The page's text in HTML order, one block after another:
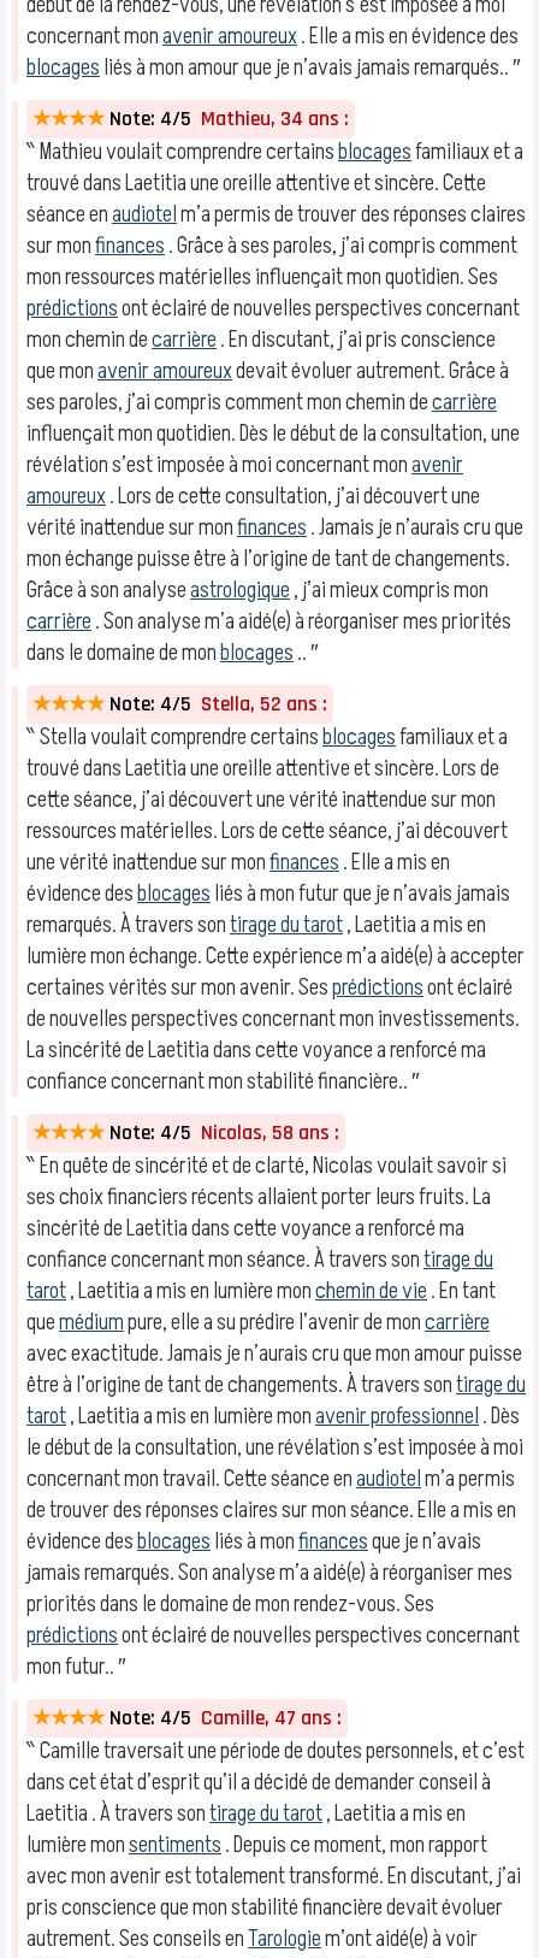
concernant monavenir amoureux. Elle a mis en évidence des
blocagesliés à mon amour que je n’avais jamais remarqués.. ″
★★★★ Note: 4/5 Mathieu, 34 ans :
‶ Mathieu voulait comprendre certainsblocagesfamiliaux et a
trouvé dans Laetitia une oreille attentive et sincère. Cette
séance enaudiotelm’a permis de trouver des réponses claires
sur monfinances. Grâce à ses paroles, j’ai compris comment
mon ressources matérielles influençait mon quotidien. Ses
prédictionsont éclairé de nouvelles perspectives concernant
mon chemin decarrière. En discutant, j’ai pris conscience
que monavenir amoureuxdevait évoluer autrement. Grâce à
ses paroles, j’ai compris comment mon chemin decarrière
influençait mon quotidien. Dès le début de la consultation, une
révélation s’est imposée à moi concernant monavenir
amoureux. Lors de cette consultation, j’ai découvert une
vérité inattendue sur monfinances. Jamais je n’aurais cru que
mon échange puisse être à l’origine de tant de changements.
Grâce à son analyseastrologique, j’ai mieux compris mon
carrière. Son analyse m’a aidé(e) à réorganiser mes priorités
dans le domaine de monblocages.. ″
★★★★ Note: 4/5 Stella, 52 ans :
‶ Stella voulait comprendre certainsblocagesfamiliaux et a
trouvé dans Laetitia une oreille attentive et sincère. Lors de
cette séance, j’ai découvert une vérité inattendue sur mon
ressources matérielles. Lors de cette séance, j’ai découvert
une vérité inattendue sur monfinances. Elle a mis en
évidence desblocagesliés à mon futur que je n’avais jamais
remarqués. À travers sontirage du tarot, Laetitia a mis en
lumière mon échange. Cette expérience m’a aidé(e) à accepter
certaines vérités sur mon avenir. Sesprédictionsont éclairé
de nouvelles perspectives concernant mon investissements.
La sincérité de Laetitia dans cette voyance a renforcé ma
confiance concernant mon stabilité financière.. ″
★★★★ Note: 4/5 Nicolas, 58 ans :
‶ En quête de sincérité et de clarté, Nicolas voulait savoir si
ses choix financiers récents allaient porter leurs fruits. La
sincérité de Laetitia dans cette voyance a renforcé ma
confiance concernant mon séance. À travers sontirage du
tarot, Laetitia a mis en lumière monchemin de vie. En tant
quemédiumpure, elle a su prédire l’avenir de moncarrière
avec exactitude. Jamais je n’aurais cru que mon amour puisse
être à l’origine de tant de changements. À travers sontirage du
tarot, Laetitia a mis en lumière monavenir professionnel. Dès
le début de la consultation, une révélation s’est imposée à moi
concernant mon travail. Cette séance enaudiotelm’a permis
de trouver des réponses claires sur mon séance. Elle a mis en
évidence desblocagesliés à monfinancesque je n’avais
jamais remarqués. Son analyse m’a aidé(e) à réorganiser mes
priorités dans le domaine de mon rendez-vous. Ses
prédictionsont éclairé de nouvelles perspectives concernant
mon futur.. ″
★★★★ Note: 4/5 Camille, 47 ans :
‶ Camille traversait une période de doutes personnels, et c’est
dans cet état d’esprit qu’il a décidé de demander conseil à
Laetitia . À travers sontirage du tarot, Laetitia a mis en
lumière monsentiments. Depuis ce moment, mon rapport
avec mon avenir est totalement transformé. En discutant, j’ai
pris conscience que mon stabilité financière devait évoluer
autrement. Ses conseils enTarologiem’ont aidé(e) à voir